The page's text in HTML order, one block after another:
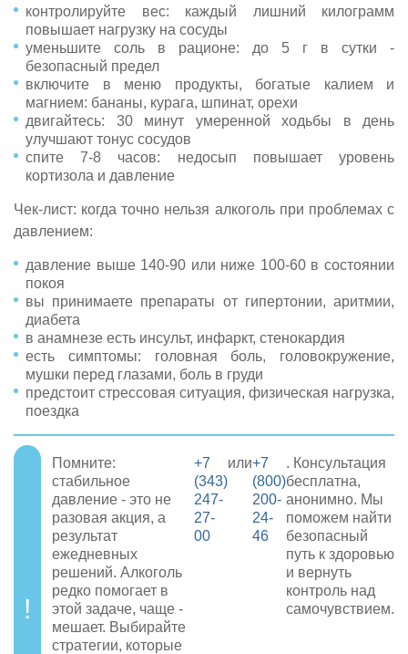
контролируйте вес: каждый лишний килограмм
повышает нагрузку на сосуды
уменьшите соль в рационе: до 5 г в сутки -
безопасный предел
включите в меню продукты, богатые калием и
магнием: бананы, курага, шпинат, орехи
двигайтесь: 30 минут умеренной ходьбы в день
улучшают тонус сосудов
спите 7-8 часов: недосып повышает уровень
кортизола и давление
Чек-лист: когда точно нельзя алкоголь при проблемах с
давлением:
давление выше 140-90 или ниже 100-60 в состоянии
покоя
вы принимаете препараты от гипертонии, аритмии,
диабета
в анамнезе есть инсульт, инфаркт, стенокардия
есть симптомы: головная боль, головокружение,
мушки перед глазами, боль в груди
предстоит стрессовая ситуация, физическая нагрузка,
поездка
Помните:
стабильное
давление - это не
разовая акция, а
результат
ежедневных
решений. Алкоголь
редко помогает в
этой задаче, чаще -
мешает. Выбирайте
стратегии, которые
+7
(343)
247-
27-
00
или+7
(800)
200-
24-
46
. Консультация
бесплатна,
анонимно. Мы
поможем найти
безопасный
путь к здоровью
и вернуть
контроль над
самочувствием.